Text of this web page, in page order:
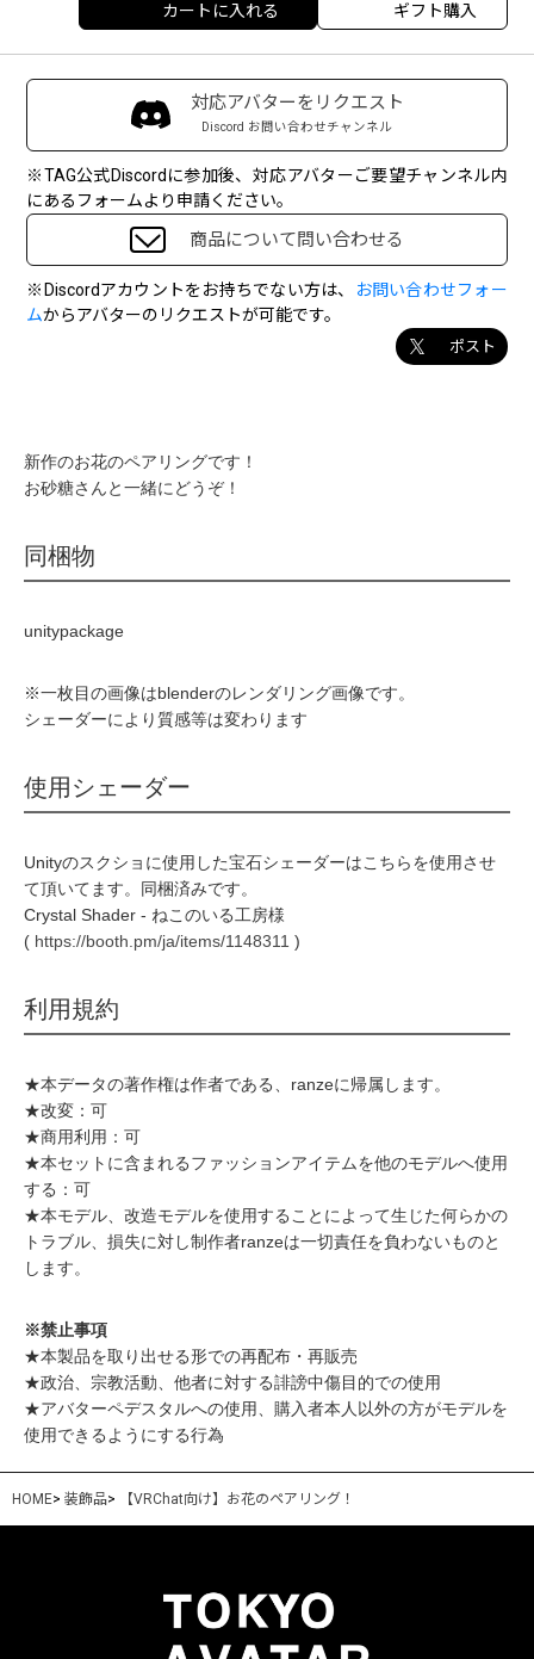
カートに入れる ギフト購入
対応アバターをリクエスト
Discord お問い合わせチャンネル
※TAG公式Discordに参加後、対応アバターご要望チャンネル内
にあるフォームより申請ください。
ポスト
商品について問い合わせる
※Discordアカウントをお持ちでない方は、
お問い合わせフォー
ムからアバターのリクエストが可能です。
新作のお花のペアリングです！
お砂糖さんと一緒にどうぞ！
同梱物
unitypackage
※一枚目の画像はblenderのレンダリング画像です。
シェーダーにより質感等は変わります
使用シェーダー
Unityのスクショに使用した宝石シェーダーはこちらを使用させ
て頂いてます。同梱済みです。
Crystal Shader - ねこのいる工房様
( https://booth.pm/ja/items/1148311 )
利用規約
★本データの著作権は作者である、ranzeに帰属します。
★改変：可
★商用利用：可
★本セットに含まれるファッションアイテムを他のモデルへ使用
する：可
★本モデル、改造モデルを使用することによって生じた何らかの
トラブル、損失に対し制作者ranzeは一切責任を負わないものと
します。
※禁止事項
★本製品を取り出せる形での再配布・再販売
★政治、宗教活動、他者に対する誹謗中傷目的での使用
★アバターペデスタルへの使用、購入者本人以外の方がモデルを
使用できるようにする行為
HOME> 装飾品> 【VRChat向け】お花のペアリング！